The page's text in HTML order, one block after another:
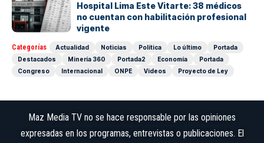
Hospital Lima Este Vitarte: 38 médicos
no cuentan con habilitación profesional
vigente
Categorías Actualidad Noticias Política Lo último
Portada
Destacados
Minería 360 Portada2 Economía
Portada
Congreso
Internacional ONPE Videos Proyecto de Ley
Maz Media TV no se hace responsable por las opiniones
expresadas en los programas, entrevistas o publicaciones. El